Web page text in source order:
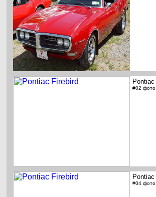
Pontiac
#02 фото
Pontiac
#04 фото